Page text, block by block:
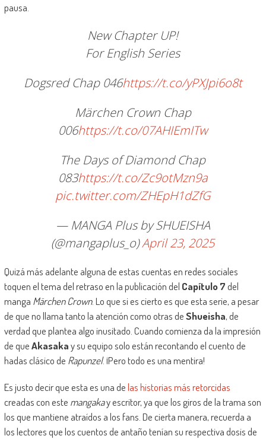
pausa.
New Chapter UP!
For English Series
Dogsred Chap 046https://t.co/yPXJpi6o8t
Märchen Crown Chap
006https://t.co/07AHIEmITw
The Days of Diamond Chap
083https://t.co/Zc9otMzn9a
pic.twitter.com/ZHEpH1dZfG
— MANGA Plus by SHUEISHA
(@mangaplus_o)April 23, 2025
Quizá más adelante alguna de estas cuentas en redes sociales
toquen el tema del retraso en la publicación del Capítulo 7del
manga Märchen Crown. Lo que si es cierto es que esta serie, a pesar
de que no llama tanto la atención como otras deShueisha, de
verdad que plantea algo inusitado. Cuando comienza da la impresión
de queAkasakay su equipo solo están recontando el cuento de
hadas clásico de Rapunzel. ¡Pero todo es una mentira!
Es justo decir que esta es una delas historias más retorcidas
creadas con este mangakay escritor, ya que los giros de la trama son
los que mantiene atraídos a los fans. De cierta manera, recuerda a
los lectores que los cuentos de antaño tenían su respectiva dosis de